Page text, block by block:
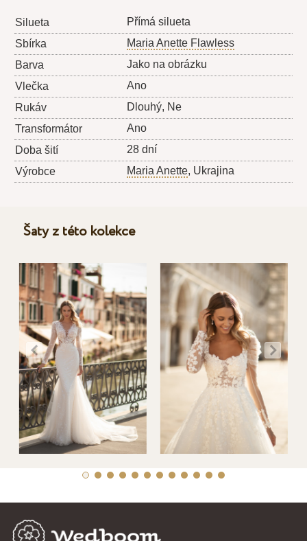
Silueta
Přímá silueta
Sbírka
Maria Anette Flawless
Barva
Jako na obrázku
Vlečka
Ano
Rukáv
Dlouhý, Ne
Transformátor
Ano
Doba šití
28 dní
Výrobce
Maria Anette, Ukrajina
Šaty z této kolekce